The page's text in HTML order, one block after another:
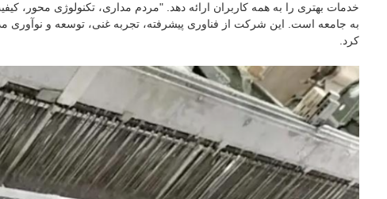
خدمات بهتری را به همه کاربران ارائه دهد. "مردم مداری، تکنولوژی
به جامعه است. این شرکت از فناوری پیشرفته، تجربه غنی، توسعه و نوآوری
کرد.